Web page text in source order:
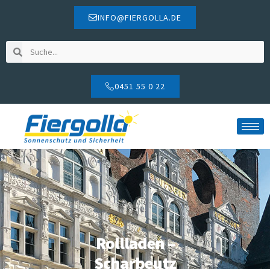
INFO@FIERGOLLA.DE
0451 55 0 22
Rollladen –
Scharbeutz